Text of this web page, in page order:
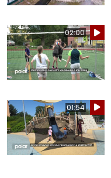
02:00
01:54